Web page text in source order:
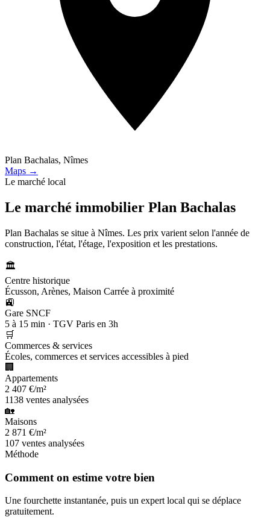
Plan Bachalas, Nîmes
Maps →
Le marché local
Le marché immobilier Plan Bachalas
Plan Bachalas se situe à Nîmes. Les prix varient selon l'année de
construction, l'état, l'étage, l'exposition et les prestations.
🏛️
Centre historique
Écusson, Arènes, Maison Carrée à proximité
🚉
Gare SNCF
5 à 15 min · TGV Paris en 3h
🛒
Commerces & services
Écoles, commerces et services accessibles à pied
🏢
Appartements
2 407 €/m²
1138 ventes analysées
🏡
Maisons
2 871 €/m²
107 ventes analysées
Méthode
Comment on estime votre bien
Une fourchette instantanée, puis un expert local qui se déplace
gratuitement.